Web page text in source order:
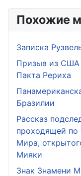
Похожие
Записка
Призыв из США
Пакта Рериха
Бразилии
Рассказ
проходящей по
Мира,
Мияки
Знак Знамени